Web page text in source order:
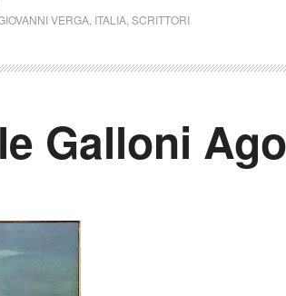
VERGA ITALIA SCRITTORI
Galloni